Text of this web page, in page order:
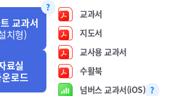
교과서
치형)
료실
로드
교과서
지도서
교사용 교과서
수활북
넘버스 교과서(iOS)